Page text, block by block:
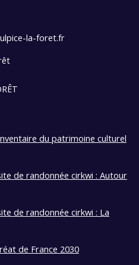
la-foret.fr
du patrimoine culturel
de randonnée cirkwi : Autour
de randonnée cirkwi : La
de France 2030